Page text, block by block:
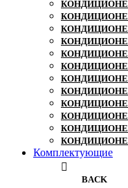
Комплектующие
BACK